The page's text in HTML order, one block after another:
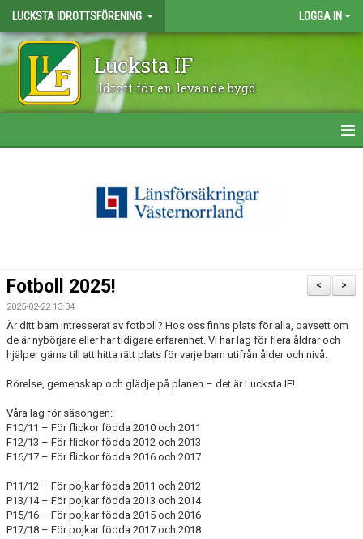
LUCKSTA IDROTTSFÖRENING LOGGA IN
Lucksta IF
Idrott för en levande bygd
LUCKSTALYRAN 2026
ÅRSKORT 2025
FÖRETAGSCUPEN 2025
LUCKSTALYRAN 2025
LUCKSTALYRAN 2024
>
<
Fotboll 2025!
2025-02-22 13:34
Är ditt barn intresserat av fotboll? Hos oss finns plats för alla, oavsett om
de är nybörjare eller har tidigare erfarenhet. Vi har lag för flera åldrar och
hjälper gärna till att hitta rätt plats för varje barn utifrån ålder och nivå.
Rörelse, gemenskap och glädje på planen – det är Lucksta IF!
Våra lag för säsongen:
F10/11 – För flickor födda 2010 och 2011
F12/13 – För flickor födda 2012 och 2013
F16/17 – För flickor födda 2016 och 2017
P11/12 – För pojkar födda 2011 och 2012
P13/14 – För pojkar födda 2013 och 2014
P15/16 – För pojkar födda 2015 och 2016
P17/18 – För pojkar födda 2017 och 2018